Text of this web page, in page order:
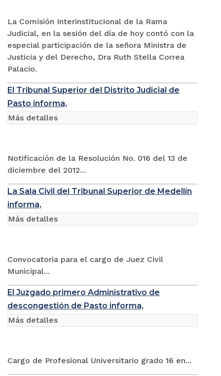
La Comisión Interinstitucional de la Rama
Judicial, en la sesión del día de hoy contó con la
especial participación de la señora Ministra de
Justicia y del Derecho, Dra Ruth Stella Correa
Palacio.
El Tribunal Superior del Distrito Judicial de
Pasto informa,
Notificación de la Resolución No. 016 del 13 de
diciembre del 2012...
Más detalles
La Sala Civil del Tribunal Superior de Medellín
informa,
Convocatoria para el cargo de Juez Civil
Municipal...
Más detalles
El Juzgado primero Administrativo de
descongestión de Pasto informa,
Cargo de Profesional Universitario grado 16 en...
Más detalles